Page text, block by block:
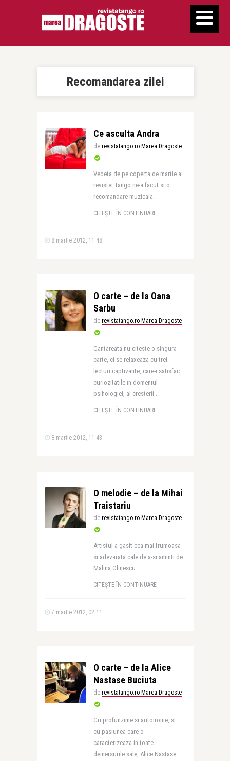
Recomandarea zilei
Ce asculta Andra
de revistatango.ro Marea Dragoste
Vedeta de pe coperta de martie a
revistei Tango ne-a facut si o
recomandare muzicala.
CITEȘTE ÎN CONTINUARE
8 martie 2012, 11:48
O carte – de la Oana
Sarbu
de revistatango.ro Marea Dragoste
Cantareata nu citeste o singura
carte, ci se relaxeaza cu trei
lecturi captivante, care-i satisfac
curiozitatile in domeniul
psihologiei, al cresterii ..
CITEȘTE ÎN CONTINUARE
8 martie 2012, 11:43
O melodie – de la Mihai
Traistariu
de revistatango.ro Marea Dragoste
Artistul a gasit cea mai frumoasa
si adevarata cale de a-si aminti de
Malina Olinescu....
CITEȘTE ÎN CONTINUARE
7 martie 2012, 02:11
O carte – de la Alice
Nastase Buciuta
de revistatango.ro Marea Dragoste
Cu profunzime si autoironie, si
cu pasiunea care o
caracterizeaza in toate
demersurile sale, Alice Nastase